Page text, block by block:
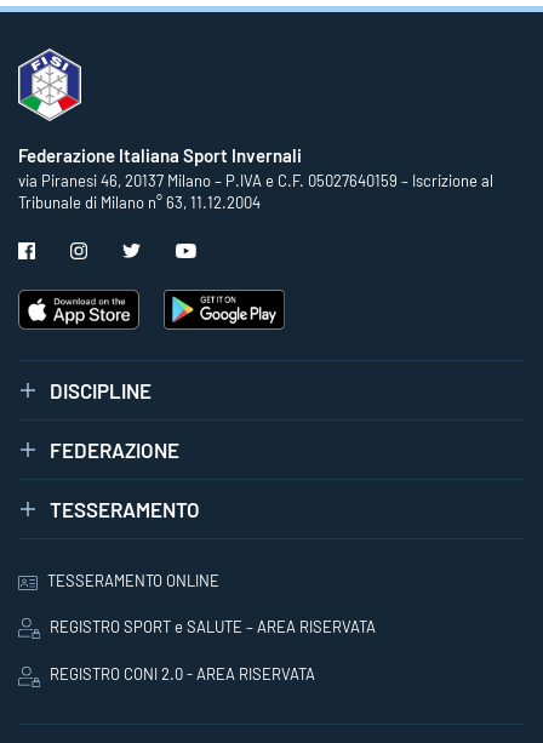
Federazione Italiana Sport Invernali
via Piranesi 46, 20137 Milano – P.IVA e C.F. 05027640159 – Iscrizione al
Tribunale di Milano n° 63, 11.12.2004
DISCIPLINE
FEDERAZIONE
TESSERAMENTO
TESSERAMENTO ONLINE
REGISTRO SPORT e SALUTE – AREA RISERVATA
REGISTRO CONI 2.0 - AREA RISERVATA